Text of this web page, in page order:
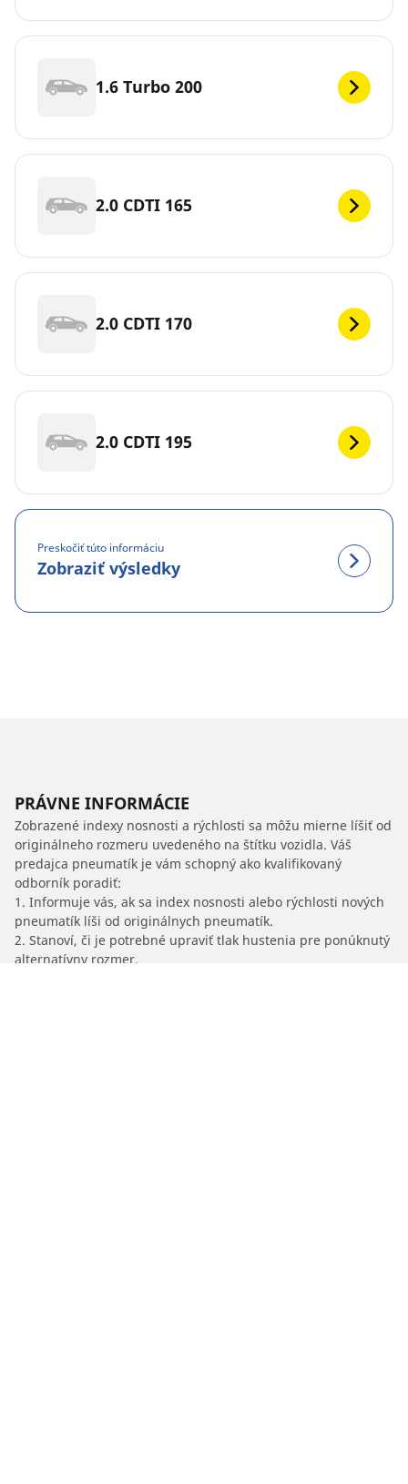
1.6 Turbo 200
2.0 CDTI 165
2.0 CDTI 170
2.0 CDTI 195
Preskočiť túto informáciu
Zobraziť výsledky
PRÁVNE INFORMÁCIE
Zobrazené indexy nosnosti a rýchlosti sa môžu mierne líšiť od
originálneho rozmeru uvedeného na štítku vozidla. Váš
predajca pneumatík je vám schopný ako kvalifikovaný
odborník poradiť:
1. Informuje vás, ak sa index nosnosti alebo rýchlosti nových
pneumatík líši od originálnych pneumatík.
2. Stanoví, či je potrebné upraviť tlak hustenia pre ponúknutý
alternatívny rozmer.